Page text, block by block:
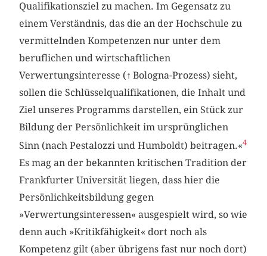
Qualifikationsziel zu machen. Im Gegensatz zu
einem Verständnis, das die an der Hochschule zu
vermittelnden Kompetenzen nur unter dem
beruflichen und wirtschaftlichen
Verwertungsinteresse (↑Bologna-Prozess) sieht,
sollen die Schlüsselqualifikationen, die Inhalt und
Ziel unseres Programms darstellen, ein Stück zur
Bildung der Persönlichkeit im ursprünglichen
Sinn (nach Pestalozzi und Humboldt) beitragen.«4
Es mag an der bekannten kritischen Tradition der
Frankfurter Universität liegen, dass hier die
Persönlichkeitsbildung gegen
»Verwertungsinteressen« ausgespielt wird, so wie
denn auch »Kritikfähigkeit« dort noch als
Kompetenz gilt (aber übrigens fast nur noch dort)